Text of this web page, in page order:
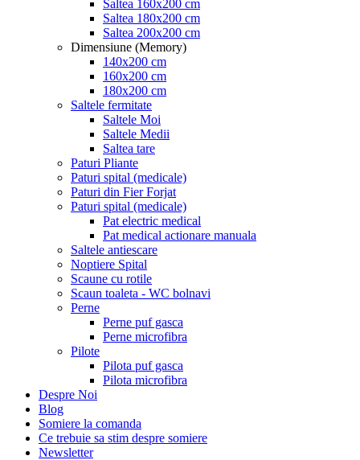
Saltea 160x200 cm
Saltea 180x200 cm
Saltea 200x200 cm
Dimensiune (Memory)
140x200 cm
160x200 cm
180x200 cm
Saltele fermitate
Saltele Moi
Saltele Medii
Saltea tare
Paturi Pliante
Paturi spital (medicale)
Paturi din Fier Forjat
Paturi spital (medicale)
Pat electric medical
Pat medical actionare manuala
Saltele antiescare
Noptiere Spital
Scaune cu rotile
Scaun toaleta - WC bolnavi
Perne
Perne puf gasca
Perne microfibra
Pilote
Pilota puf gasca
Pilota microfibra
Despre Noi
Blog
Somiere la comanda
Ce trebuie sa stim despre somiere
Newsletter